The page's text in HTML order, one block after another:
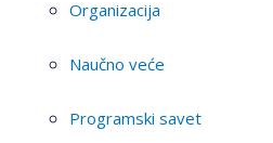
Organizacija
Naučno veće
Programski savet